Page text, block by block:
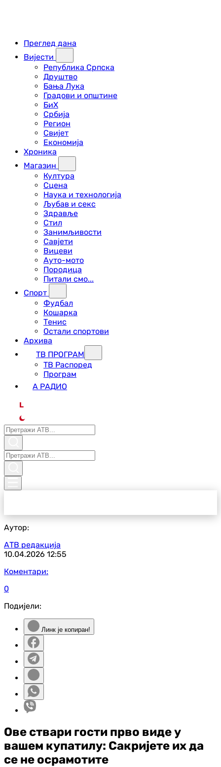
Преглед дана
Вијести
Република Српска
Друштво
Бања Лука
Градови и општине
БиХ
Србија
Регион
Свијет
Економија
Хроника
Магазин
Култура
Сцена
Наука и технологија
Љубав и секс
Здравље
Стил
Занимљивости
Савјети
Вицеви
Ауто-мото
Породица
Питали смо...
Спорт
Фудбал
Кошарка
Тенис
Остали спортови
Архива
ТВ ПРОГРАМ
ТВ Распоред
Програм
А РАДИО
L
Аутор:
АТВ редакција
10.04.2026 12:55
Коментари:
0
Подијели:
Линк је копиран!
Ове ствари гости прво виде у
вашем купатилу: Сакријете их да
се не осрамотите